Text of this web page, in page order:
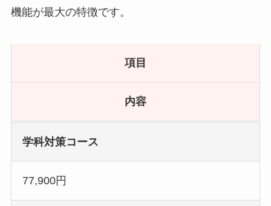
機能が最大の特徴です。
項目
内容
学科対策コース
77,900円